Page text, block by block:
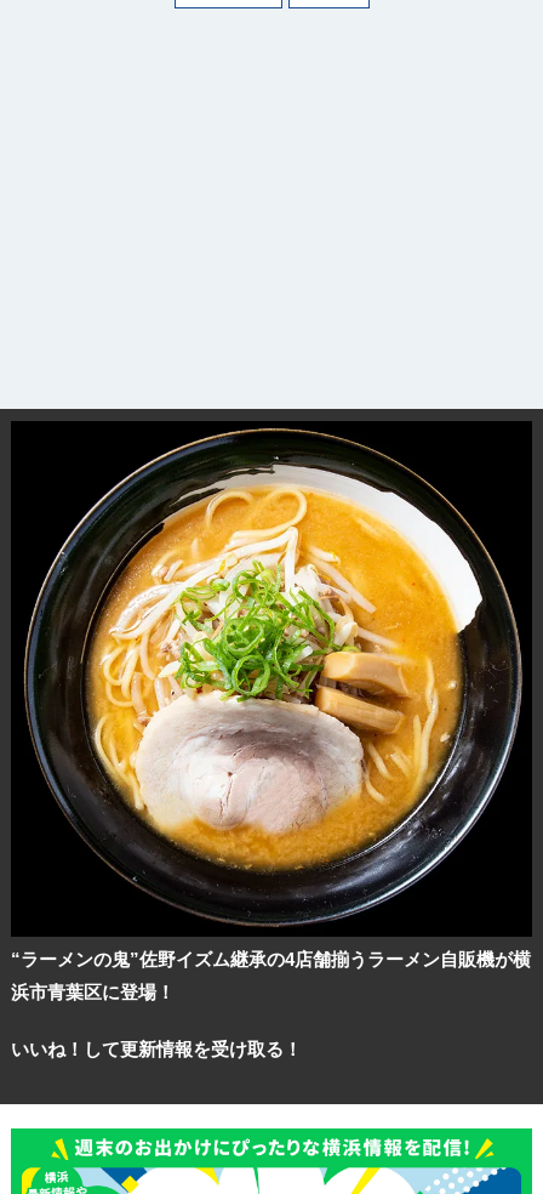
“ラーメンの鬼”佐野イズム継承の4店舗揃うラーメン自販機が横
浜市青葉区に登場！
いいね！して更新情報を受け取る！